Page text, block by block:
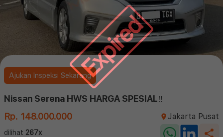
Expired
Ajukan Inspeksi Sekarang
Nissan Serena HWS HARGA SPESIAL‼️
Rp. 148.000.000
Jakarta Pusat
dilihat 267x